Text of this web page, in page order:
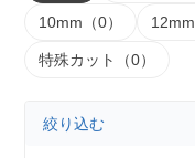
10mm（0） 12mm
特殊カット（0）
絞り込む